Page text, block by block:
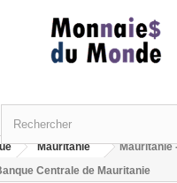
Mauritanie
Mauritanie
Centrale de Mauritanie